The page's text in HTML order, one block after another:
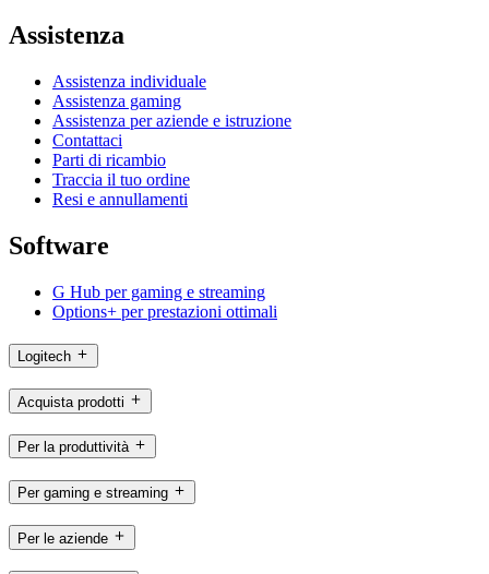
Assistenza
Assistenza individuale
Assistenza gaming
Assistenza per aziende e istruzione
Contattaci
Parti di ricambio
Traccia il tuo ordine
Resi e annullamenti
Software
G Hub per gaming e streaming
Options+ per prestazioni ottimali
Logitech
Acquista prodotti
Per la produttività
Per gaming e streaming
Per le aziende